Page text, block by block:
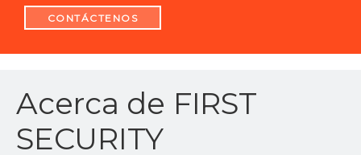
CONTÁCTENOS
Acerca de FIRST
SECURITY